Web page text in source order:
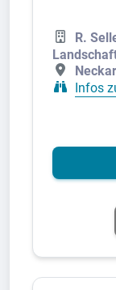
R.
Infos